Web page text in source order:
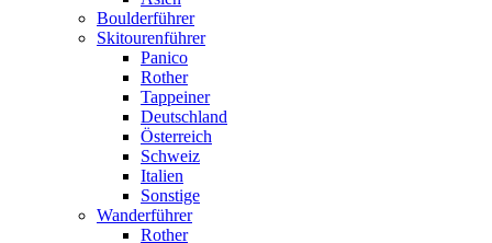
Boulderführer
Skitourenführer
Panico
Rother
Tappeiner
Deutschland
Österreich
Schweiz
Italien
Sonstige
Wanderführer
Rother